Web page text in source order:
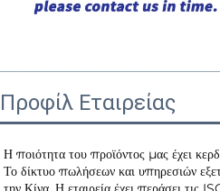
Προφίλ Εταιρείας
Η ποιότητα του προϊόντος μας έχει
Το δίκτυο πωλήσεων και υπηρεσιών